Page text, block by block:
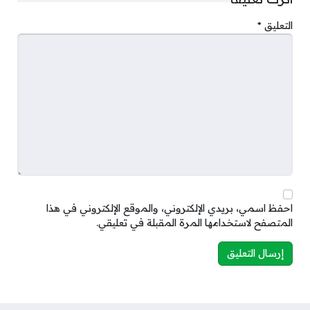
التعليق *
احفظ اسمي، بريدي الإلكتروني، والموقع الإلكتروني في هذا
المتصفح لاستخدامها المرة المقبلة في تعليقي.